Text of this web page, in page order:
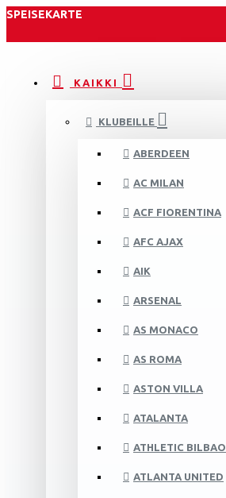
SPEISEKARTE
KAIKKI
KLUBEILLE
ABERDEEN
AC MILAN
ACF FIORENTINA
AFC AJAX
AIK
ARSENAL
AS MONACO
AS ROMA
ASTON VILLA
ATALANTA
ATHLETIC BILBAO
ATLANTA UNITED